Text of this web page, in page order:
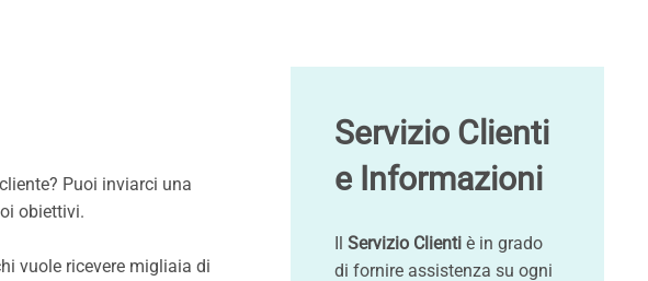
Puoi inviarci una
obiettivi.
vuole ricevere migliaia di
Servizio Clienti
e Informazioni
Il Servizio Clienti è in grado
di fornire assistenza su ogni